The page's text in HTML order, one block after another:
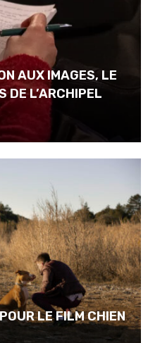
AUX IMAGES, LE
DE L’ARCHIPEL
LE FILM CHIEN